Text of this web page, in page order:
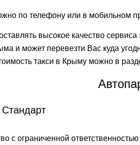
по телефону или в мобильном
высокое качество
и может перевезти Вас куда
такси в Крыму можно в
Стандарт
с ограниченной